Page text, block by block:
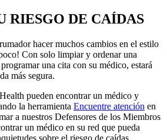
RIESGO DE CAÍDAS
hacer muchos cambios en el estilo
Con solo limpiar y ordenar una
una cita con su médico, estará
más segura.
pueden encontrar un médico y
la herramienta Encuentre atención en
a nuestros Defensores de los Miembros
un médico en su red que pueda